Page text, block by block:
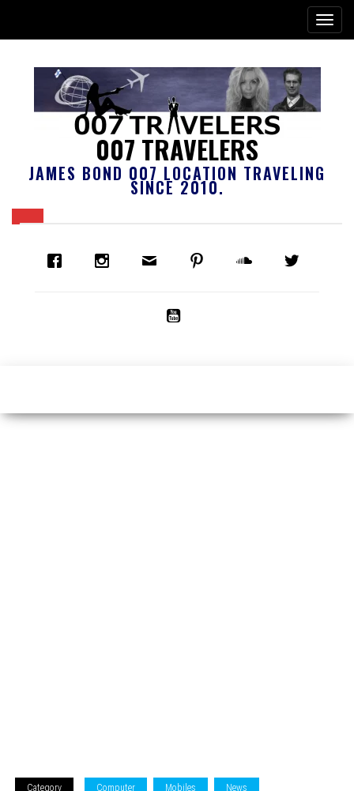
007 TRAVELERS
JAMES BOND 007 LOCATION TRAVELING
SINCE 2010.
Category Computer Mobiles News